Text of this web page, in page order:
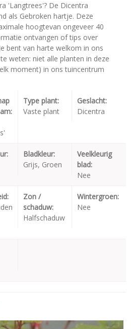
'Langtrees'? De Dicentra
als Gebroken hartje. Deze
hoogtevan ongeveer 40
ontvangen of tips over
bent van harte welkom in ons
weten: niet alle planten in deze
moment) in ons tuincentrum
Type plant:
Vaste plant
Geslacht:
Dicentra
Bladkleur:
Grijs, Groen
Veelkleurig
blad:
Nee
Zon /
schaduw:
Halfschaduw
Wintergroen:
Nee